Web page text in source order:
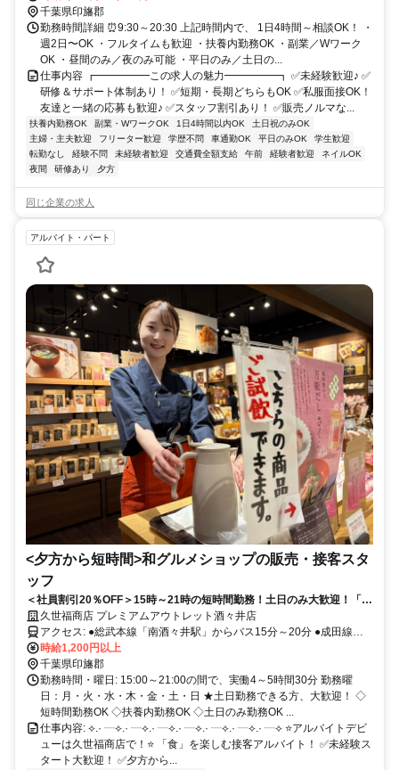
千葉県印旛郡
勤務時間詳細 ⏰9:30～20:30 上記時間内で、 1日4時間～相談OK！ ・
週2日〜OK ・フルタイムも歓迎 ・扶養内勤務OK ・副業／Wワーク
OK ・昼間のみ／夜のみ可能 ・平日のみ／土日の...
仕事内容 ┏━━━━━この求人の魅力━━━━━┓ ✅未経験歓迎♪ ✅
研修＆サポート体制あり！ ✅短期・長期どちらもOK ✅私服面接OK！
友達と一緒の応募も歓迎♪ ✅スタッフ割引あり！ ✅販売ノルマな...
扶養内勤務OK 副業・WワークOK 1日4時間以内OK
土日祝のみOK
主婦・主夫歓迎
フリーター歓迎 学歴不問 車通勤OK 平日のみOK
学生歓迎
転勤なし
経験不問 未経験者歓迎 交通費全額支給 午前 経験者歓迎
ネイルOK
夜間
研修あり 夕方
同じ企業の求人
アルバイト・パート
<夕方から短時間>和グルメショップの販売・接客スタ
ッフ
＜社員割引20％OFF＞15時～21時の短時間勤務！土日のみ大歓迎！「人
と話すことが好き」「食べることが好き」そんな方にぴったりです♪
久世福商店 プレミアムアウトレット酒々井店
アクセス: ●総武本線「南酒々井駅」からバス15分～20分 ●成田線
「酒々井駅」バス15分 ✅交通費規定支給（月3万円まで） ◇ガソリン
代支給あり（規定有） ◇車通勤可（無料駐車場完備） ◇バイク・自
転車通勤可 酒々井町のほか、富里市・八街市・成田市など近隣エリ
アからの通勤OK！ 車・バイク通勤も可能なので、地元スタッフが多
数活躍中です♪
時給1,200円以上
千葉県印旛郡
勤務時間・曜日: 15:00～21:00の間で、実働4～5時間30分 勤務曜
日：月・火・水・木・金・土・日 ★土日勤務できる方、大歓迎！ ◇
短時間勤務OK ◇扶養内勤務OK ◇土日のみ勤務OK ...
仕事内容: ⟡.· ┈⟡.· ┈⟡.· ┈⟡.· ┈⟡.· ┈⟡.· ┈⟡.· ┈⟡ ⭐アルバイトデビ
ューは久世福商店で！⭐ 「食」を楽しむ接客アルバイト！ ✅未経験ス
タート大歓迎！ ✅夕方から...